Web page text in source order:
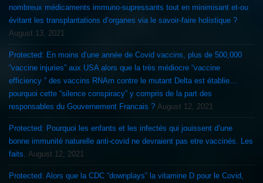
nombreux médicaments immuno-supressants tout en minimisant et-ou
évitant les transplantations d’organes via le savoir-faire holistique ?
August 13, 2021
Protected: En moins d’une année de Covid vaccins, plus de 500,000
“vaccine injuries” aux USA alors que la très médiocre “vaccine
efficiency ” des vaccins RNAm contre le mutant Delta est établie…
pourquoi cette “silence conspiracy” y compris de la part des
responsables du Gouvernement Francais ? August 12, 2021
Protected: Pourquoi les enfants et les infectés qui jouissent d’une
bonne immunité naturelle anti-covid ne devraient pas etre vaccinés. Les
faits.
August 12, 2021
Protected: Alors que la CDC “downplays” la vitamine D pour le Covid,